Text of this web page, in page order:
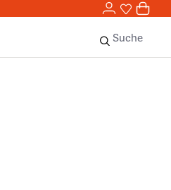
0,00
0
Suche